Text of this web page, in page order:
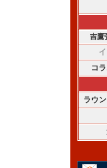
吉鷹
コ
ラウ